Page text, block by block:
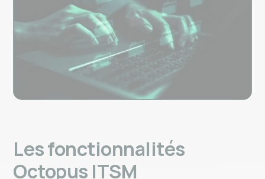
Les fonctionnalités
Octopus ITSM